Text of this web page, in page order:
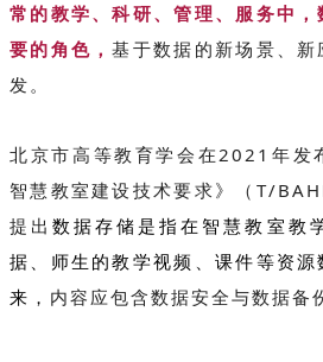
常的教学、科研、管理、服务中
要的角色，基于数据的新场景、
发。
北京市高等教育学会在2021年发
智慧教室建设技术要求》（T/
提出数据存储是指在智慧教室教
据、师生的教学视频、课件等资
来， 内容应包含数据安全与数据备